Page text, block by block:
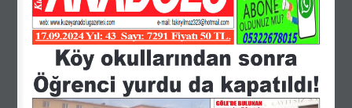
17.09.2024 Yıl: 43  Sayı: 7291 Fiyatı 50 TL.
Köy okullarından sonra
Öğrenci yurdu da kapatıldı!